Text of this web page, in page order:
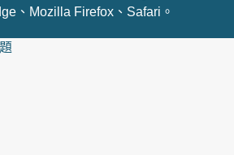
、Mozilla Firefox、Safari。